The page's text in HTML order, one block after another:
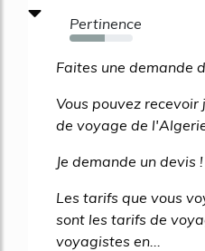
Pertinence
56%
Faites une demande
Vous pouvez
de voyage de
Je demande un devis !
Les tarifs que vous
sont les tarifs de
voyagistes en...